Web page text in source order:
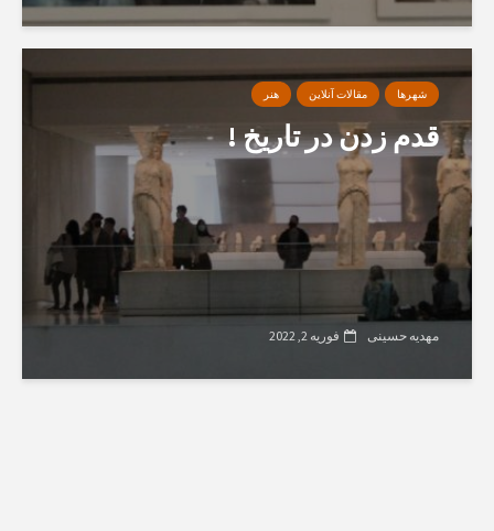
شهرها مقالات آنلاین هنر
قدم زدن در تاریخ !
مهدیه حسینی فوریه 2, 2022